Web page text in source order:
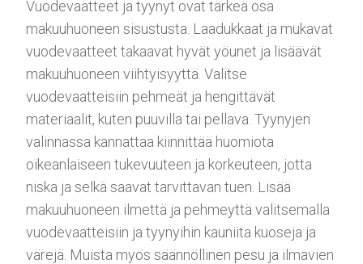
Vuodevaatteet ja tyynyt ovat tärkeä osa
makuuhuoneen sisustusta. Laadukkaat ja mukavat
vuodevaatteet takaavat hyvät yöunet ja lisäävät
makuuhuoneen viihtyisyyttä. Valitse
vuodevaatteisiin pehmeät ja hengittävät
materiaalit, kuten puuvilla tai pellava. Tyynyjen
valinnassa kannattaa kiinnittää huomiota
oikeanlaiseen tukevuuteen ja korkeuteen, jotta
niska ja selkä saavat tarvittavan tuen. Lisää
makuuhuoneen ilmettä ja pehmeyttä valitsemalla
vuodevaatteisiin ja tyynyihin kauniita kuoseja ja
värejä. Muista myös säännöllinen pesu ja ilmavien